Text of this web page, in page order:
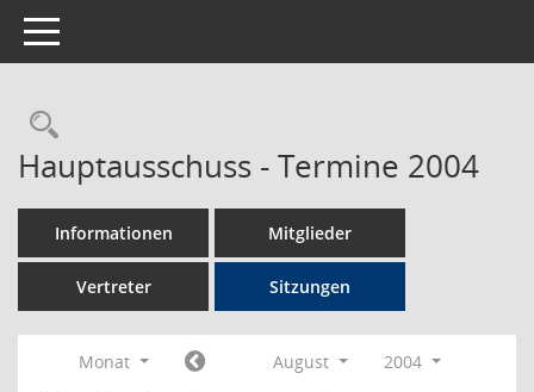
Toggle navigation
Rechercheauswahl
Hauptausschuss - Termine 2004
Informationen Mitglieder
Vertreter Sitzungen
Monat August
2004